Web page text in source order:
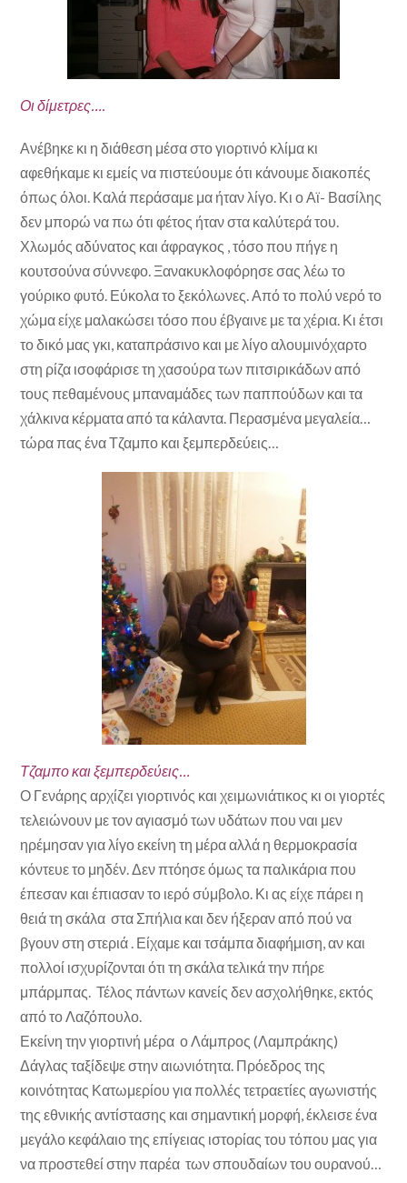
Οι δίμετρες….
Ανέβηκε κι η διάθεση μέσα στο γιορτινό κλίμα κι
αφεθήκαμε κι εμείς να πιστεύουμε ότι κάνουμε διακοπές
όπως όλοι. Καλά περάσαμε μα ήταν λίγο. Κι ο Αϊ- Βασίλης
δεν μπορώ να πω ότι φέτος ήταν στα καλύτερά του.
Χλωμός αδύνατος και άφραγκος , τόσο που πήγε η
κουτσούνα σύννεφο. Ξανακυκλοφόρησε σας λέω το
γούρικο φυτό. Εύκολα το ξεκόλωνες. Από το πολύ νερό το
χώμα είχε μαλακώσει τόσο που έβγαινε με τα χέρια. Κι έτσι
το δικό μας γκι, καταπράσινο και με λίγο αλουμινόχαρτο
στη ρίζα ισοφάρισε τη χασούρα των πιτσιρικάδων από
τους πεθαμένους μπαναμάδες των παππούδων και τα
χάλκινα κέρματα από τα κάλαντα. Περασμένα μεγαλεία…
τώρα πας ένα Τζαμπο και ξεμπερδεύεις…
Τζαμπο και ξεμπερδεύεις…
Ο Γενάρης αρχίζει γιορτινός και χειμωνιάτικος κι οι γιορτές
τελειώνουν με τον αγιασμό των υδάτων που ναι μεν
ηρέμησαν για λίγο εκείνη τη μέρα αλλά η θερμοκρασία
κόντευε το μηδέν. Δεν πτόησε όμως τα παλικάρια που
έπεσαν και έπιασαν το ιερό σύμβολο. Κι ας είχε πάρει η
θειά τη σκάλα στα Σπήλια και δεν ήξεραν από πού να
βγουν στη στεριά . Είχαμε και τσάμπα διαφήμιση, αν και
πολλοί ισχυρίζονται ότι τη σκάλα τελικά την πήρε
μπάρμπας. Τέλος πάντων κανείς δεν ασχολήθηκε, εκτός
από το Λαζόπουλο.
Εκείνη την γιορτινή μέρα ο Λάμπρος (Λαμπράκης)
Δάγλας ταξίδεψε στην αιωνιότητα. Πρόεδρος της
κοινότητας Κατωμερίου για πολλές τετραετίες αγωνιστής
της εθνικής αντίστασης και σημαντική μορφή, έκλεισε ένα
μεγάλο κεφάλαιο της επίγειας ιστορίας του τόπου μας για
να προστεθεί στην παρέα των σπουδαίων του ουρανού…